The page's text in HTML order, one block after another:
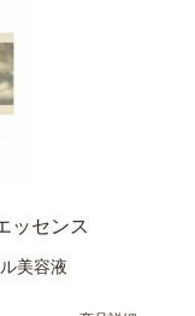
ッセンス
美容液